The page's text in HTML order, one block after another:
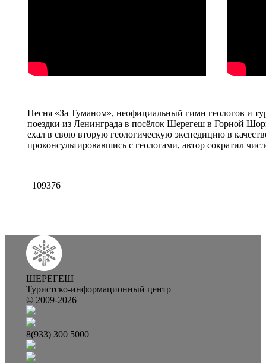
Песня «За Туманом», неофициальный гимн геологов и
поездки из Ленинграда в посёлок Шерегеш в Горной
ехал в свою вторую геологическую экспедицию в
проконсультировавшись с геологами, автор сократил
109376
ШЕРЕГЕШ
Туристско-информационный центр
© 2009-2026
8(933) 300 5000